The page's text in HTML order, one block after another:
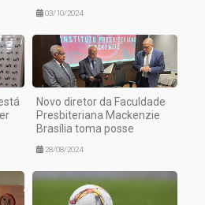
03/10/2024
Novo diretor da Faculdade
Presbiteriana Mackenzie
Brasília toma posse
28/08/2024